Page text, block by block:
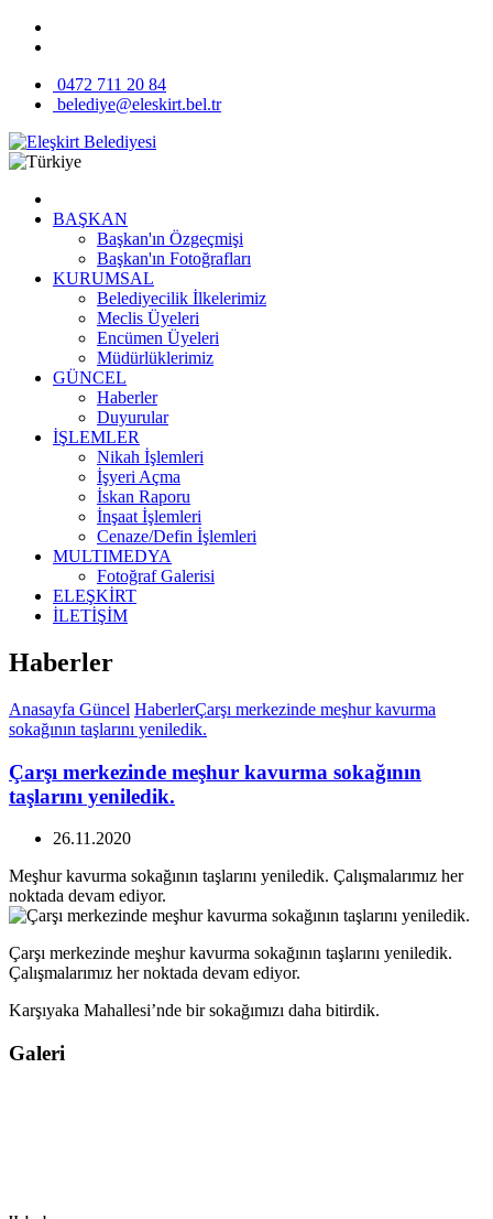
0472 711 20 84
belediye@eleskirt.bel.tr
BAŞKAN
Başkan'ın Özgeçmişi
Başkan'ın Fotoğrafları
KURUMSAL
Belediyecilik İlkelerimiz
Meclis Üyeleri
Encümen Üyeleri
Müdürlüklerimiz
GÜNCEL
Haberler
Duyurular
İŞLEMLER
Nikah İşlemleri
İşyeri Açma
İskan Raporu
İnşaat İşlemleri
Cenaze/Defin İşlemleri
MULTIMEDYA
Fotoğraf Galerisi
ELEŞKİRT
İLETİŞİM
Haberler
Anasayfa Güncel HaberlerÇarşı merkezinde meşhur kavurma
sokağının taşlarını yeniledik.
Çarşı merkezinde meşhur kavurma sokağının
taşlarını yeniledik.
26.11.2020
Meşhur kavurma sokağının taşlarını yeniledik. Çalışmalarımız her
noktada devam ediyor.
Çarşı merkezinde meşhur kavurma sokağının taşlarını yeniledik.
Çalışmalarımız her noktada devam ediyor.
Karşıyaka Mahallesi’nde bir sokağımızı daha bitirdik.
Galeri